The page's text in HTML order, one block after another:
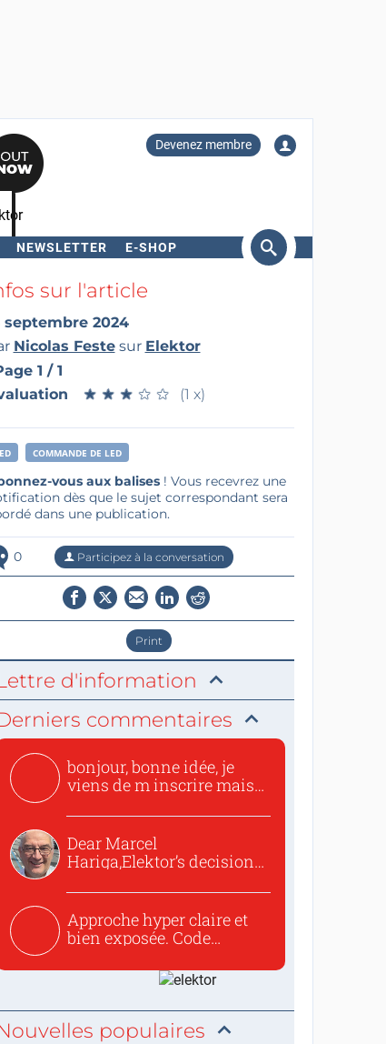
Devenez membre
NEWSLETTER E-SHOP
sur l'article
septembre 2024
Nicolas Festesur Elektor
1 / 1
★ ★ ★ ★ ★
★ ★ ★ ★ ★ (1 x)
COMMANDE DE LED
vous aux balises! Vous recevrez une
dès que le sujet correspondant sera
dans une publication.
0 Participez à la conversation
Print
d'information
commentaires
bonjour, bonne idée, je
viens de m inscrire mais
Dear Marcel
Hariga,Elektor’s decision
Approche hyper claire et
bien exposée. Code
populaires